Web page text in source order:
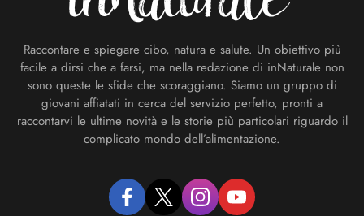
Raccontare e spiegare cibo, natura e salute. Un obiettivo più
facile a dirsi che a farsi, ma nella redazione di inNaturale non
sono queste le sfide che scoraggiano. Siamo un gruppo di
giovani affiatati in cerca del servizio perfetto, pronti a
raccontarvi le ultime novità e le storie più particolari riguardo il
complicato mondo dell’alimentazione.
facebooktwitter instagramyoutube